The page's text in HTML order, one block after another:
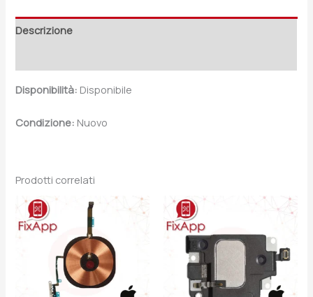
Descrizione
Disponibilità: Disponibile
Condizione: Nuovo
Prodotti correlati